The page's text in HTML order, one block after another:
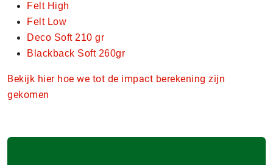
Felt High
Felt Low
Deco Soft 210 gr
Blackback Soft 260gr
Bekijk hier hoe we tot de impact berekening zijn
gekomen